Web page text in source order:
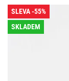
SLEVA -55%
SKLADEM